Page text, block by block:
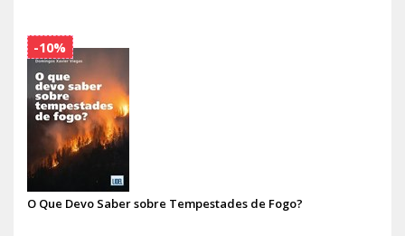
O Que Devo Saber sobre Tempestades de Fogo?
-10%